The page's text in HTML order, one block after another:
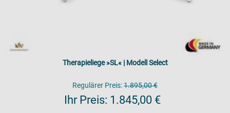
Therapieliege »SL« | Modell Select
Regulärer Preis:1.895,00 €
Ihr Preis: 1.845,00 €